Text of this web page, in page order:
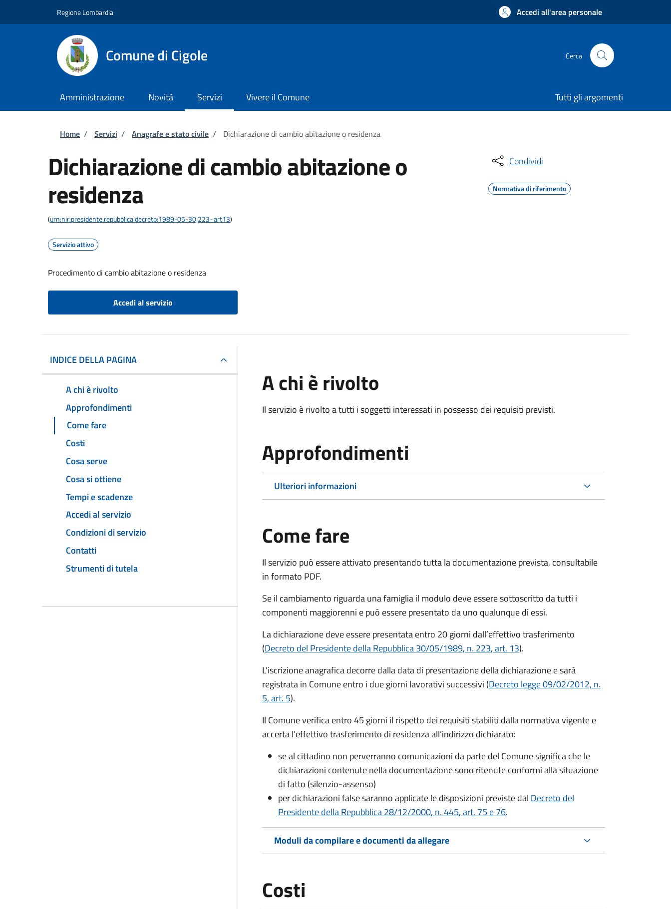
Regione Lombardia Accedi all'area personale
Comune di Cigole Cerca
Amministrazione Novità Servizi Vivere il Comune Tutti gli argomenti
Briciole di pane
Home / Servizi / Anagrafe e stato civile / Dichiarazione di cambio abitazione o residenza
Dichiarazione di cambio abitazione o
residenza
(urn:nir:presidente.repubblica:decreto:1989-05-30;223~art13)
Servizio attivo
Procedimento di cambio abitazione o residenza
Accedi al servizio
Condividi
Normativa di riferimento
INDICE DELLA PAGINA
A chi è rivolto
Approfondimenti
Come fare
Costi
Cosa serve
Cosa si ottiene
Tempi e scadenze
Accedi al servizio
Condizioni di servizio
Contatti
Strumenti di tutela
A chi è rivolto
Il servizio è rivolto a tutti i soggetti interessati in possesso dei requisiti previsti.
Approfondimenti
Ulteriori informazioni
Come fare
Il servizio può essere attivato presentando tutta la documentazione prevista, consultabile
in formato PDF.
Se il cambiamento riguarda una famiglia il modulo deve essere sottoscritto da tutti i
componenti maggiorenni e può essere presentato da uno qualunque di essi.
La dichiarazione deve essere presentata entro 20 giorni dall’effettivo trasferimento
(Decreto del Presidente della Repubblica 30/05/1989, n. 223, art. 13).
L'iscrizione anagrafica decorre dalla data di presentazione della dichiarazione e sarà
registrata in Comune entro i due giorni lavorativisuccessivi (Decreto legge 09/02/2012, n.
5, art. 5).
Il Comune verifica entro45 giorni il rispetto dei requisiti stabiliti dalla normativa vigente e
accerta l’effettivo trasferimento di residenza all’indirizzo dichiarato:
se al cittadino non perverranno comunicazioni da parte del Comune significa che le
dichiarazioni contenute nella documentazione sono ritenute conformi alla situazione
di fatto (silenzio-assenso)
per dichiarazioni false saranno applicate le disposizioni previste dal Decreto del
Presidente della Repubblica 28/12/2000, n. 445, art. 75 e 76.
Moduli da compilare e documenti da allegare
Costi